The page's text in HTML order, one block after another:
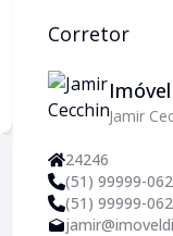
Corretor
Jamir
24246
(51) 99999-
(51) 99999-